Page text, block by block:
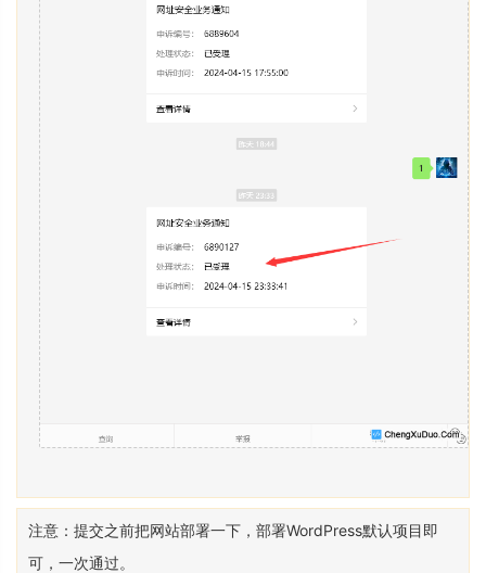
注意：提交之前把网站部署一下，部署WordPress默认项目即
可，一次通过。